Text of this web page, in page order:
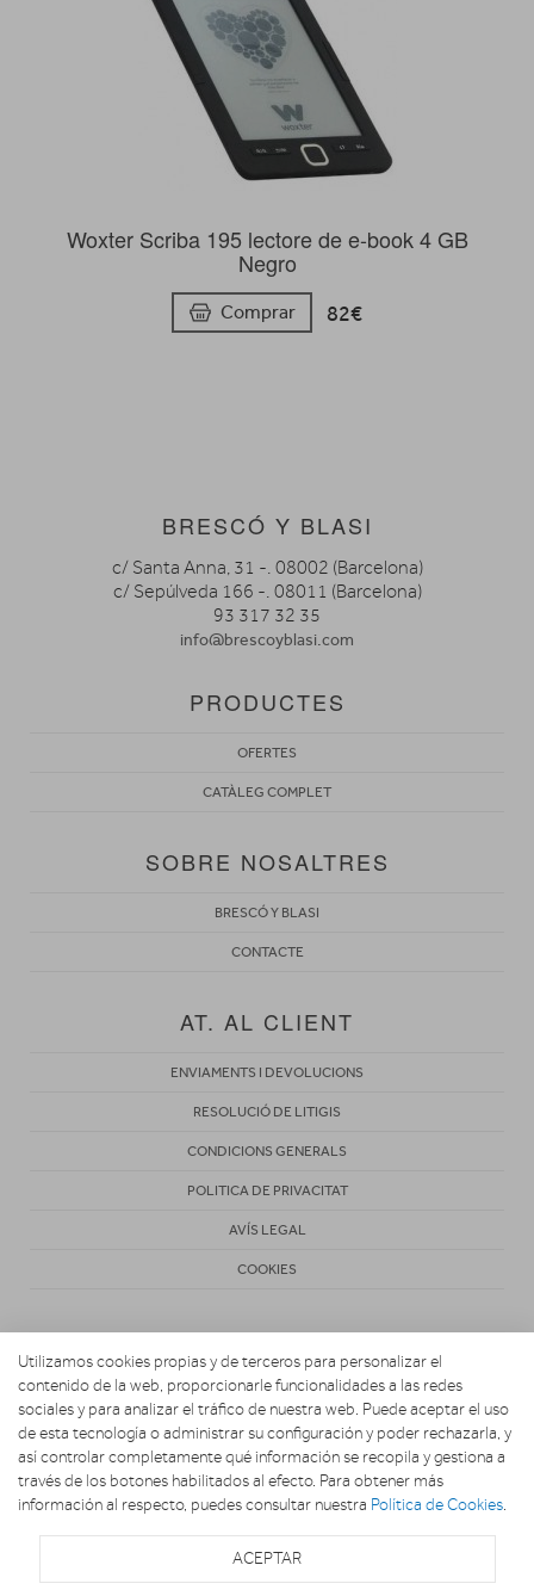
Woxter Scriba 195 lectore de e-book 4 GB
Negro
Comprar 82€
BRESCÓ Y BLASI
c/ Santa Anna, 31 -. 08002 (Barcelona)
c/ Sepúlveda 166 -. 08011 (Barcelona)
93 317 32 35
info@brescoyblasi.com
PRODUCTES
OFERTES
CATÀLEG COMPLET
SOBRE NOSALTRES
BRESCÓ Y BLASI
CONTACTE
AT. AL CLIENT
ENVIAMENTS I DEVOLUCIONS
RESOLUCIÓ DE LITIGIS
CONDICIONS GENERALS
POLITICA DE PRIVACITAT
AVÍS LEGAL
COOKIES
Copyright 2026. BRESCÓ Y BLASI
Utilizamos cookies propias y de terceros para personalizar el
contenido de la web, proporcionarle funcionalidades a las redes
sociales y para analizar el tráfico de nuestra web. Puede aceptar el uso
de esta tecnología o administrar su configuración y poder rechazarla, y
así controlar completamente qué información se recopila y gestiona a
través de los botones habilitados al efecto. Para obtener más
información al respecto, puedes consultar nuestra Política de Cookies.
ACEPTAR